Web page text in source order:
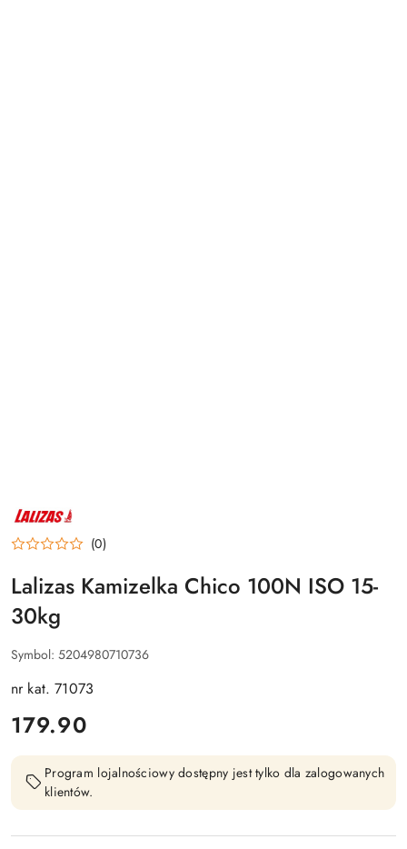
NAZWA
PRODUCENTA:
LALIZAS (0)
Lalizas Kamizelka Chico 100N ISO 15-
30kg
Symbol: 5204980710736
nr kat. 71073
cena:
179.90
Program lojalnościowy dostępny jest tylko dla zalogowanych
klientów.